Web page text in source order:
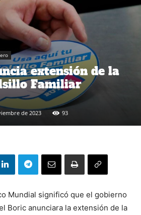
extensión de la
Familiar
de 2023 93
Mundial significó que el gobierno
Boric anunciara la extensión de la